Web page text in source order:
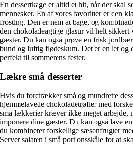
En dessertkage er altid et hit, når der skal
mennesker. En af vores favoritter er den
frosting. Den er nem at bage, og
den chokoladeagtige glasur vil helt
gæster. Du kan også prøve en frisk
bund og luftig flødeskum. Det er en let og
perfekt til sommerens fester.
Lækre små desserter
Hvis du foretrækker små og mundrette
hjemmelavede chokoladetrøfler med
små lækkerier kræver ikke meget arbejde,
imponere dine gæster. Du kan også lave
du kombinerer forskellige sæsonfrugter
Server salaten i små portionsskåle for at